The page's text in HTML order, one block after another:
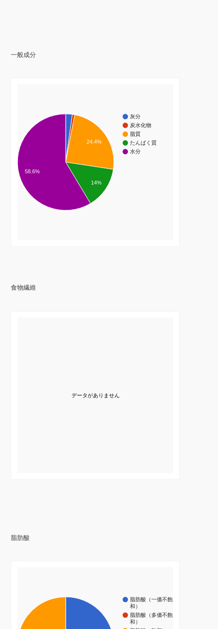
一般成分
灰分
炭水化物
脂質
たんぱく質
水分
24.4%
14%
58.6%
食物繊維
データがありません
脂肪酸
脂肪酸（一価不飽
和）
脂肪酸（多価不飽
和）